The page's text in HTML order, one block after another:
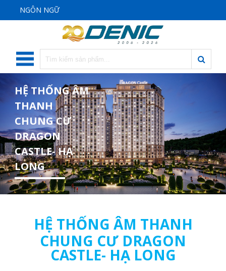
NGÔN NGỮ
HỆ THỐNG ÂM
THANH
CHUNG CƯ
DRAGON
CASTLE- HẠ
LONG
HỆ THỐNG ÂM THANH
CHUNG CƯ DRAGON
CASTLE- HẠ LONG